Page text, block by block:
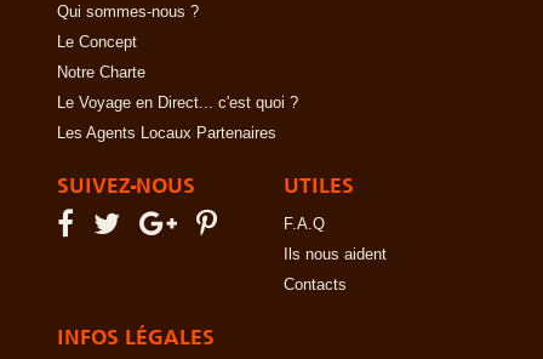
Qui sommes-nous ?
Le Concept
Notre Charte
Le Voyage en Direct... c'est quoi ?
Les Agents Locaux Partenaires
SUIVEZ-NOUS UTILES
F.A.Q
Ils nous aident
Contacts
INFOS LÉGALES